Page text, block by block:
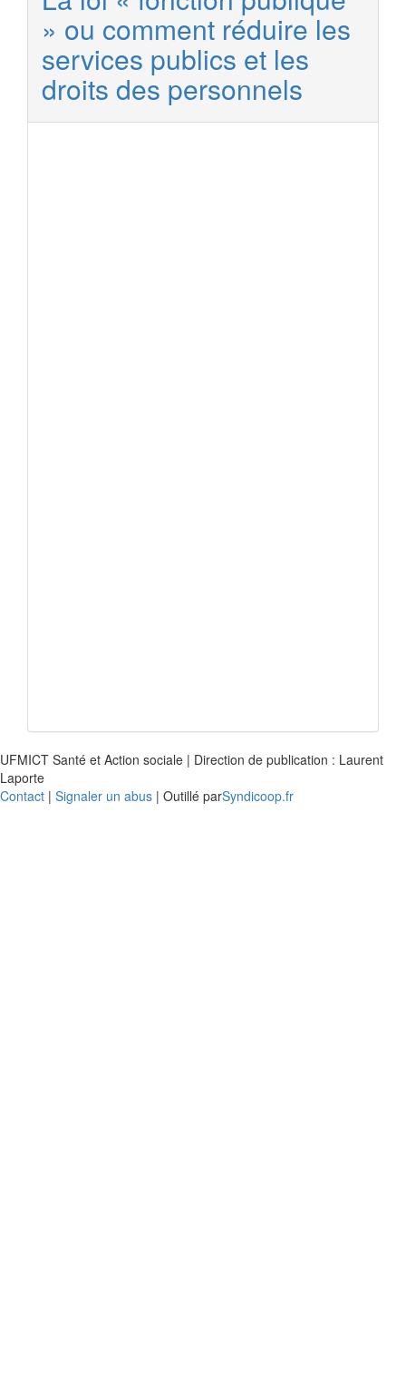
» ou comment réduire les
services publics et les
droits des personnels
UFMICT Santé et Action sociale | Direction de publication : Laurent
Laporte
Contact | Signaler un abus | Outillé parSyndicoop.fr